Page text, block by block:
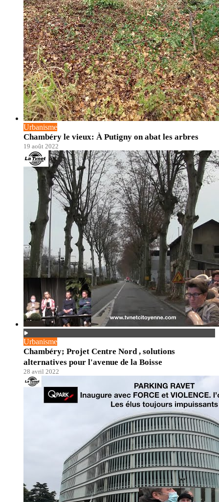
Urbanisme
Chambéry le vieux: À Putigny on abat les arbres
19 août 2022
Urbanisme
Chambéry; Projet Centre Nord , solutions
alternatives pour l'avenue de la Boisse
28 avril 2022